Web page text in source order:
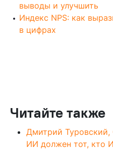
выводы и улучшить
Индекс NPS: как
в цифрах
Читайте также
Дмитрий Туровский,
ИИ должен тот, кто